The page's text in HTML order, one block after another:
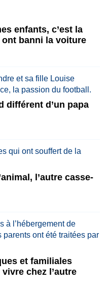
enfants, c’est la
banni la voiture
différent d’un papa
l’autre casse-
et familiales
chez l’autre